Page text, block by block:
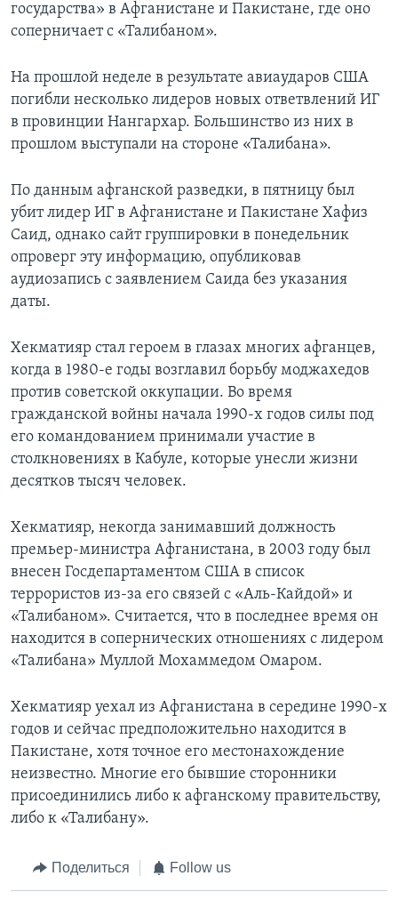
государства» в Афганистане и Пакистане, где оно
соперничает с «Талибаном».
На прошлой неделе в результате авиаударов США
погибли несколько лидеров новых ответвлений ИГ
в провинции Нангархар. Большинство из них в
прошлом выступали на стороне «Талибана».
По данным афганской разведки, в пятницу был
убит лидер ИГ в Афганистане и Пакистане Хафиз
Саид, однако сайт группировки в понедельник
опроверг эту информацию, опубликовав
аудиозапись с заявлением Саида без указания
даты.
Хекматияр стал героем в глазах многих афганцев,
когда в 1980-е годы возглавил борьбу моджахедов
против советской оккупации. Во время
гражданской войны начала 1990-х годов силы под
его командованием принимали участие в
столкновениях в Кабуле, которые унесли жизни
десятков тысяч человек.
Хекматияр, некогда занимавший должность
премьер-министра Афганистана, в 2003 году был
внесен Госдепартаментом США в список
террористов из-за его связей с «Аль-Кайдой» и
«Талибаном». Считается, что в последнее время он
находится в сопернических отношениях с лидером
«Талибана» Муллой Мохаммедом Омаром.
Хекматияр уехал из Афганистана в середине 1990-х
годов и сейчас предположительно находится в
Пакистане, хотя точное его местонахождение
неизвестно. Многие его бывшие сторонники
присоединились либо к афганскому правительству,
либо к «Талибану».
Поделиться Follow us